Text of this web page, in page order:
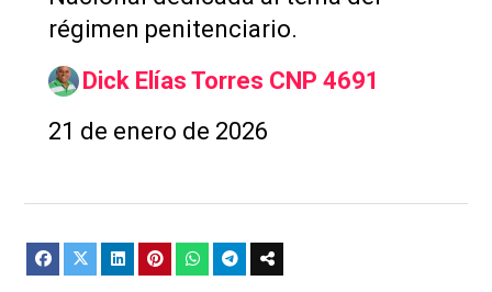
régimen penitenciario.
21 de enero de 2026
Dick Elías Torres CNP 4691